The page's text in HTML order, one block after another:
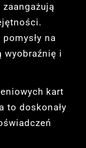
na
wyobraźnię i
kart
to doskonały